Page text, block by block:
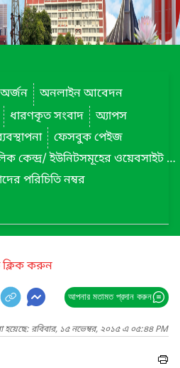
অর্জন
অনলাইন আবেদন
ধারণকৃত সংবাদ
অ্যাপস
ফেসবুক পেইজ
বাংলাদেশ বেতারের আঞ্চলিক কেন্দ্র/ ইউনিটসমূহের ওয়েবসাইট লিংক
পরিচিতি নম্বর
ক্লিক করুন
আপনার মতামত প্রদান করুন
হয়েছে: রবিবার, ১৫ নভেম্বর, ২০১৫ এ ০৫:৪৪ PM